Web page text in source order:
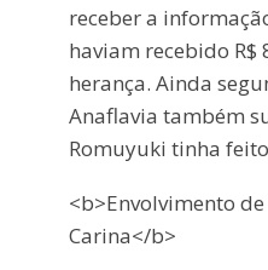
receber a
haviam recebido R$
herança. Ainda
Anaflavia também
Romuyuki tinha
<b>Envolvimento
Carina</b>